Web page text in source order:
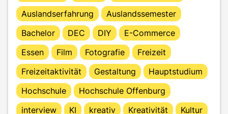
Auslandserfahrung
Auslandssemester
Bachelor
DEC DIY
E-Commerce
Essen
Film Fotografie
Freizeit
Freizeitaktivität
Gestaltung
Hauptstudium
Hochschule
Hochschule Offenburg
interview
KI kreativ Kreativität
Kultur